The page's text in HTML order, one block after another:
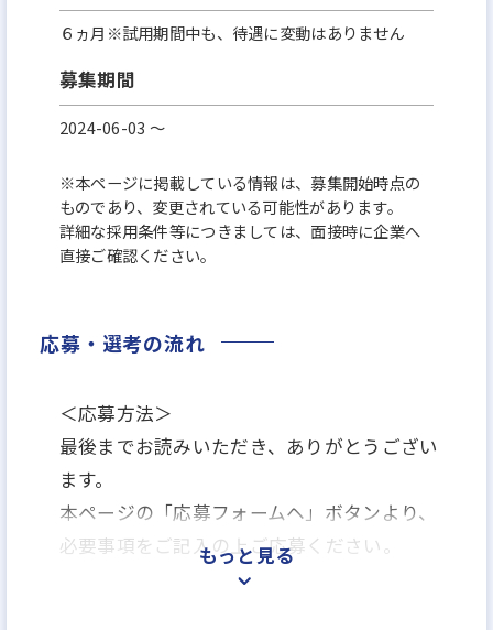
６ヵ月※試用期間中も、待遇に変動はありません
募集期間
2024-06-03 〜
※本ページに掲載している情報は、募集開始時点の
ものであり、変更されている可能性があります。
詳細な採用条件等につきましては、面接時に企業へ
直接ご確認ください。
応募・選考の流れ
＜応募方法＞
最後までお読みいただき、ありがとうござい
ます。
本ページの「応募フォームヘ」ボタンより、
必要事項をご記入の上ご応募ください。
もっと見る